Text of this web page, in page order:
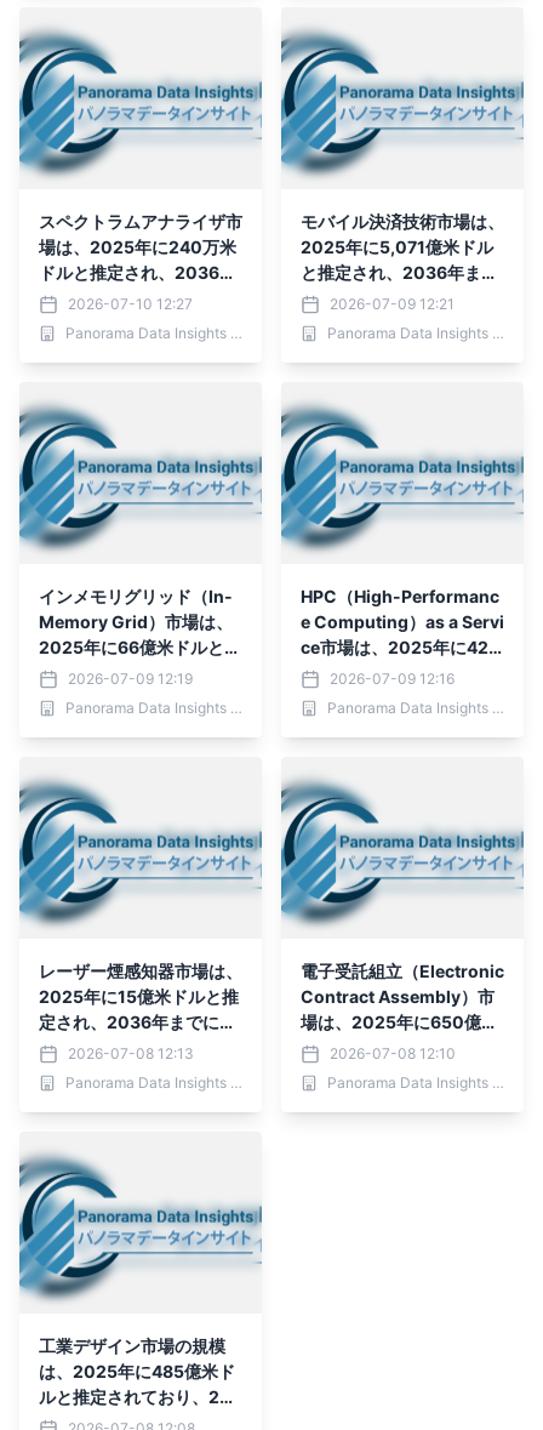
年）において年平均成長率
（CAGR）22.9％で成長
すると見込まれています。
スペクトラムアナライザ市
場は、2025年に240万米
ドルと推定され、2036年
までに601万米ドルに達す
ると予測されており、予測
期間（2026年～2036
（CAGR）8.7％で成長す
ると見込まれています。
2026-07-10 12:27
Panorama Data Insights Ltd.
モバイル決済技術市場は、
2025年に5,071億米ドル
と推定され、2036年まで
に6兆716億5,300万米ド
ルに達すると予測されてお
り、予測期間（2026年～
成長率（CAGR）54.5％
2026-07-09 12:21
Panorama Data Insights Ltd.
インメモリグリッド（In-
Memory Grid）市場は、
2025年に66億米ドルと推
定され、2036年までに25
5億6,000万米ドルに達す
ると予測されており、202
2026-07-09 12:19
Panorama Data Insights Ltd.
HPC（High-Performanc
e Computing）as a Servi
ce市場は、2025年に425
億米ドルと推定され、203
6年までに840億9,000万
米ドルに達すると予測され
年～2036年）において年
平均成長率（CAGR）6.
4％
2026-07-09 12:16
Panorama Data Insights Ltd.
レーザー煙感知器市場は、
2025年に15億米ドルと推
定され、2036年までに37
億6,000万米ドルに達す
ると予測されており、予測
期間（2026年～2036
（CAGR）8.7％
2026-07-08 12:13
Panorama Data Insights Ltd.
電子受託組立（Electronic
Contract Assembly）市
場は、2025年に650億米
ドルと推定され、2036年
までに969億3,000万米ド
ルに達すると予測されてお
2026-07-08 12:10
Panorama Data Insights Ltd.
工業デザイン市場の規模
は、2025年に485億米ド
ルと推定されており、203
6年までに856億米ドルに